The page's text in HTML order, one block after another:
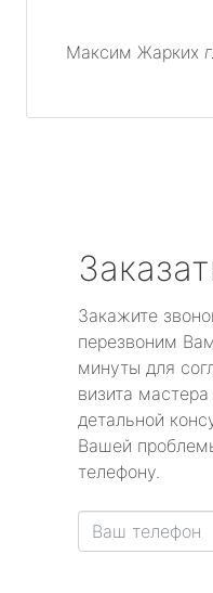
Максим Жарких
Закажите
перезвоним
минуты для
визита
детальной
Вашей
телефону.